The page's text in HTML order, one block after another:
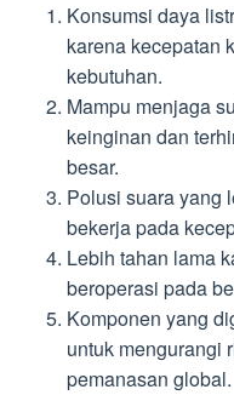
Konsumsi daya
karena kecepatan
kebutuhan.
Mampu menjaga
keinginan dan
besar.
Polusi suara yang
bekerja pada
Lebih tahan lama
beroperasi pada
Komponen yang
untuk mengurangi
pemanasan global.